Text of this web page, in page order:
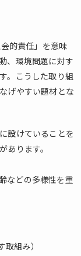
的責任」を意味
、環境問題に対す
。こうした取り組
げやすい題材とな
設けていることを
あります。
などの多様性を重
取組み）